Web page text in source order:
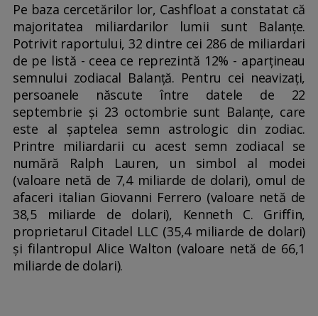
Pe baza cercetărilor lor, Cashfloat a constatat că
majoritatea miliardarilor lumii sunt Balanțe.
Potrivit raportului, 32 dintre cei 286 de miliardari
de pe listă - ceea ce reprezintă 12% - aparțineau
semnului zodiacal Balanță. Pentru cei neavizați,
persoanele născute între datele de 22
septembrie și 23 octombrie sunt Balanțe, care
este al șaptelea semn astrologic din zodiac.
Printre miliardarii cu acest semn zodiacal se
numără Ralph Lauren, un simbol al modei
(valoare netă de 7,4 miliarde de dolari), omul de
afaceri italian Giovanni Ferrero (valoare netă de
38,5 miliarde de dolari), Kenneth C. Griffin,
proprietarul Citadel LLC (35,4 miliarde de dolari)
și filantropul Alice Walton (valoare netă de 66,1
miliarde de dolari).